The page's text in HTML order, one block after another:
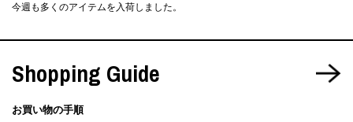
今週も多くのアイテムを入荷しました。
Shopping Guide
お買い物の手順